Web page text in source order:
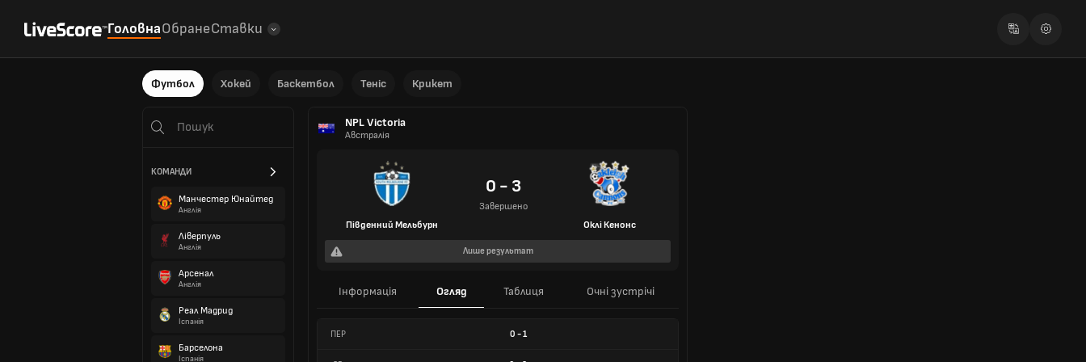
ГоловнаОбранеСтавки
Футбол Хокей Баскетбол Теніс Крикет
КОМАНДИ
Манчестер Юнайтед
Англія
Ліверпуль
Англія
Арсенал
Англія
Реал Мадрид
Іспанія
Барселона
Іспанія
NPL Victoria
Австралія
Південний Мельбурн
0 - 3
Завершено
Оклі Кенонс
Лише результат
Інформація Огляд Таблиця Очні зустрічі
ПЕР 0 -1